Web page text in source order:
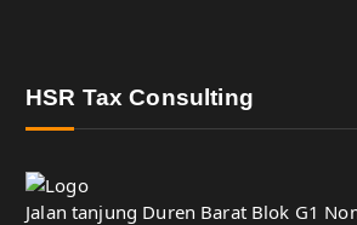
HSR Tax Consulting
Jalan tanjung Duren Barat Blok G1